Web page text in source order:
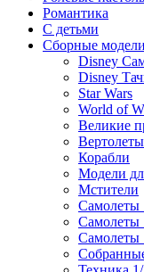
Романтика
С детьми
Сборные модели
Disney
Disney
Star Wars
World of
Великие
Корабли
Модели
Мстители
Самолеты
Самолеты
Самолеты